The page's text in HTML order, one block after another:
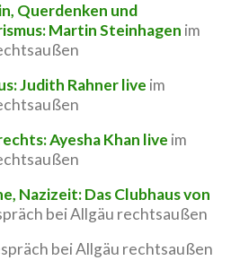
Querdenken und
Martin Steinhagen im
Judith Rahner live im
Ayesha Khan live im
Nazizeit: Das Clubhaus von
bei Allgäu rechtsaußen
bei Allgäu rechtsaußen